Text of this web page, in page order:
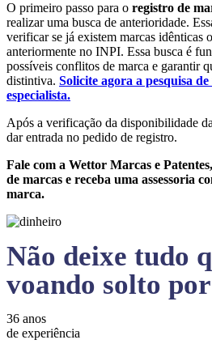
O primeiro passo para o registro de
realizar uma busca de anterioridade.
verificar se já existem marcas idênticas
anteriormente no INPI. Essa busca é
possíveis conflitos de marca e garantir
distintiva. Solicite agora a pesquisa
especialista.
Após a verificação da disponibilidade
dar entrada no pedido de registro.
Fale com a Wettor Marcas e
de marcas e receba uma assessoria
marca.
Não deixe tudo
voando solto
36 anos
de experiência